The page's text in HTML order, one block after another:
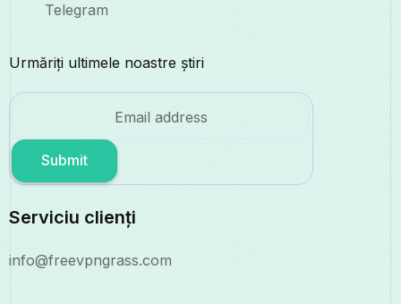
Telegram
Urmăriți ultimele noastre știri
Submit
Serviciu clienți
info@freevpngrass.com